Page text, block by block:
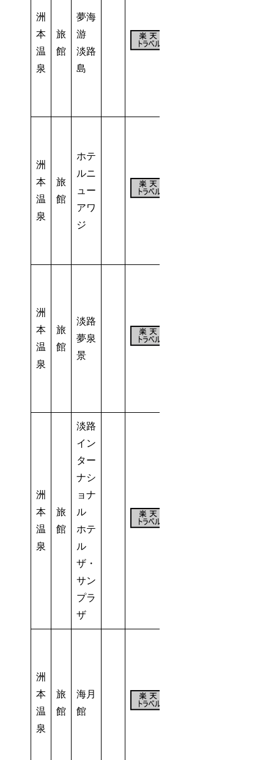
洲
本
温
泉
旅
館
夢海
游
淡路
島
洲
本
温
泉
旅
館
ホテ
ルニ
ュー
アワ
ジ
洲
本
温
泉
旅
館
淡路
夢泉
景
洲
本
温
泉
旅
館
淡路
イン
ター
ナシ
ョナ
ル
ホテ
ル
ザ・
サン
プラ
ザ
洲
本
温
泉
旅
館
海月
館